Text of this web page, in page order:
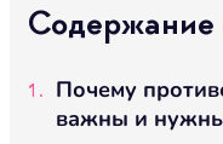
Содержание
Почему
важны и